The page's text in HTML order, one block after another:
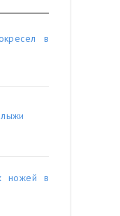
в
ножей в